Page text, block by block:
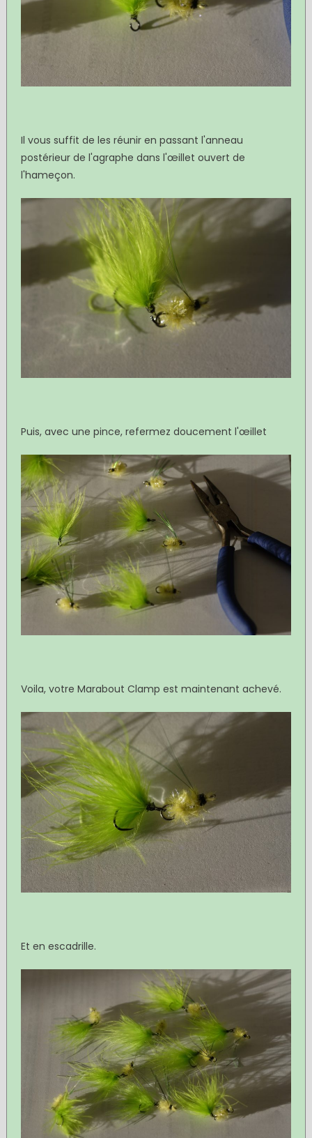
Il vous suffit de les réunir en passant l'anneau
postérieur de l'agraphe dans l'œillet ouvert de
l'hameçon.
Puis, avec une pince, refermez doucement l'œillet
Voila, votre Marabout Clamp est maintenant achevé.
Et en escadrille.